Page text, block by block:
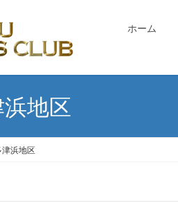
ホーム
地区
津浜地区